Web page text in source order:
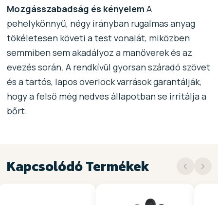
Mozgásszabadság és kényelem A
pehelykönnyű, négy irányban rugalmas anyag
tökéletesen követi a test vonalát, miközben
semmiben sem akadályoz a manőverek és az
evezés során. A rendkívül gyorsan száradó szövet
és a tartós, lapos overlock varrások garantálják,
hogy a felső még nedves állapotban se irritálja a
bőrt.
Kapcsolódó Termékek